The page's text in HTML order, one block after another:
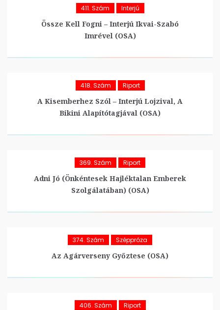
411. Szám Interjú
Össze Kell Fogni – Interjú Ikvai-Szabó
Imrével (OSA)
418. Szám Riport
A Kisemberhez Szól – Interjú Lojzival, A
Bikini Alapítótagjával (OSA)
369. Szám Riport
Adni Jó (Önkéntesek Hajléktalan Emberek
Szolgálatában) (OSA)
374. Szám Széppróza
Az Agárverseny Győztese (OSA)
406. Szám Riport